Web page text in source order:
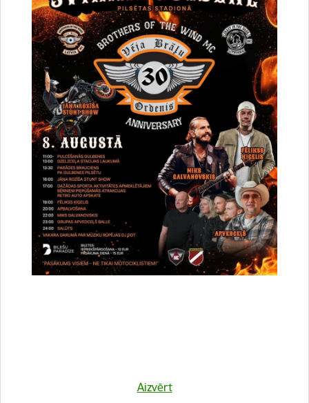
Aizvērt
Pēc renovācijas atklāta Gulbenes novada
Vēstures un mākslas muzeja oranžērija
Publicēšanas datums: 20.07.2026.
Pēc renovācijas atklāta Gulbenes novada Vēstures un
mākslas muzeja oranžērija. Skatāmies!